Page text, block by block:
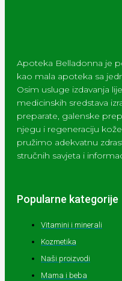
Apoteka Belladonna je
kao mala apoteka sa
Osim usluge izdavanja
medicinskih sredstava
preparate, galenske
njegu i regeneraciju
pružimo adekvatnu
stručnih savjeta i
Popularne kategorije
Vitamini i minerali
Kozmetika
Naši proizvodi
Mama i beba